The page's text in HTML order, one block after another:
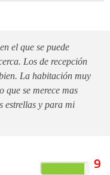
el que se puede
Los de recepción
La habitación muy
que se merece mas
estrellas y para mi
9